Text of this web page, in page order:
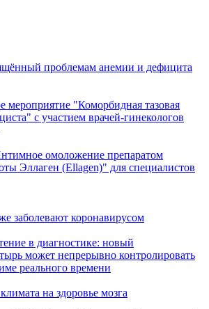
проблемам анемии и дефицита
мероприятие "Коморбидная тазовая
с участием врачей-гинекологов
омоложение препаратом
Эллаген (Ellagen)" для специалистов
заболевают коронавирусом
в диагностике: новый
может непрерывно контролировать
реального времени
на здоровье мозга